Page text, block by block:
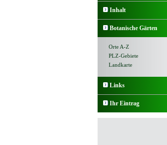
Inhalt
Botanische Gärten
Orte A-Z
PLZ-Gebiete
Landkarte
Links
Ihr Eintrag